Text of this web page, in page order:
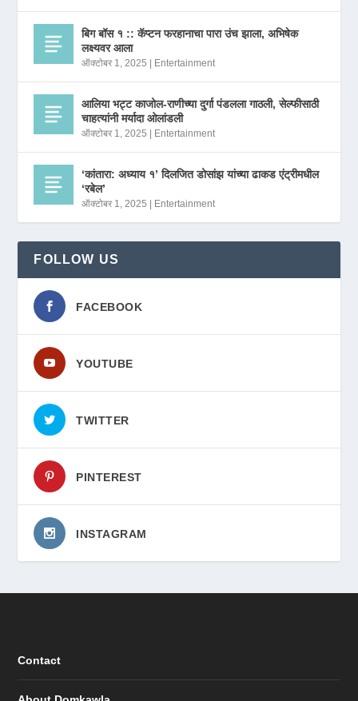
बिग बॉस १ :: कॅप्टन फरहानाचा पारा उंच झाला, अभिषेक
लक्ष्यवर आला
ऑक्टोबर 1, 2025 | Entertainment
आलिया भट्ट काजोल-राणीच्या दुर्गा पंडलला गाठली, सेल्फीसाठी
चाहत्यांनी मर्यादा ओलांडली
ऑक्टोबर 1, 2025 | Entertainment
‘कांतारा: अध्याय १’ दिलजित डोसांझ यांच्या ढाकड एंट्रीमधील
‘रबेल’
ऑक्टोबर 1, 2025 | Entertainment
FOLLOW US
FACEBOOK
YOUTUBE
TWITTER
PINTEREST
INSTAGRAM
Contact